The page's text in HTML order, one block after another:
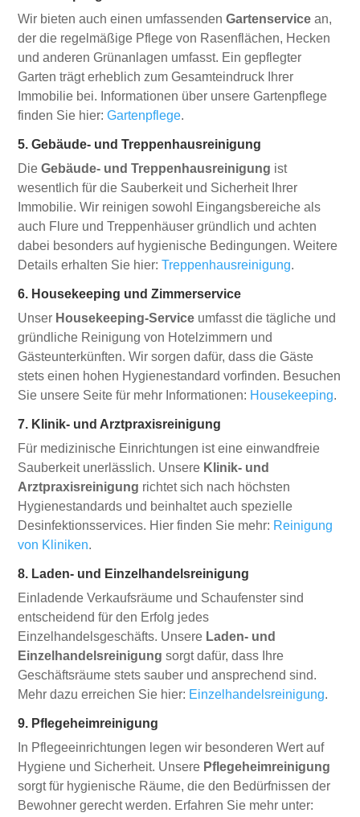
Wir bieten auch einen umfassendenGartenservice an,
der die regelmäßige Pflege von Rasenflächen, Hecken
und anderen Grünanlagen umfasst. Ein gepflegter
Garten trägt erheblich zum Gesamteindruck Ihrer
Immobilie bei. Informationen über unsere Gartenpflege
finden Sie hier:Gartenpflege.
5. Gebäude- und Treppenhausreinigung
DieGebäude- und Treppenhausreinigung ist
wesentlich für die Sauberkeit und Sicherheit Ihrer
Immobilie. Wir reinigen sowohl Eingangsbereiche als
auch Flure und Treppenhäuser gründlich und achten
dabei besonders auf hygienische Bedingungen. Weitere
Details erhalten Sie hier:Treppenhausreinigung.
6. Housekeeping und Zimmerservice
Unser Housekeeping-Service umfasst die tägliche und
gründliche Reinigung von Hotelzimmern und
Gästeunterkünften. Wir sorgen dafür, dass die Gäste
stets einen hohen Hygienestandard vorfinden. Besuchen
Sie unsere Seite für mehr Informationen: Housekeeping.
7. Klinik- und Arztpraxisreinigung
Für medizinische Einrichtungen ist eine einwandfreie
Sauberkeit unerlässlich. Unsere Klinik- und
Arztpraxisreinigung richtet sich nach höchsten
Hygienestandards und beinhaltet auch spezielle
Desinfektionsservices. Hier finden Sie mehr: Reinigung
von Kliniken.
8. Laden- und Einzelhandelsreinigung
Einladende Verkaufsräume und Schaufenster sind
entscheidend für den Erfolg jedes
Einzelhandelsgeschäfts. Unsere Laden- und
Einzelhandelsreinigung sorgt dafür, dass Ihre
Geschäftsräume stets sauber und ansprechend sind.
Mehr dazu erreichen Sie hier: Einzelhandelsreinigung.
9. Pflegeheimreinigung
In Pflegeeinrichtungen legen wir besonderen Wert auf
Hygiene und Sicherheit. Unsere Pflegeheimreinigung
sorgt für hygienische Räume, die den Bedürfnissen der
Bewohner gerecht werden. Erfahren Sie mehr unter: